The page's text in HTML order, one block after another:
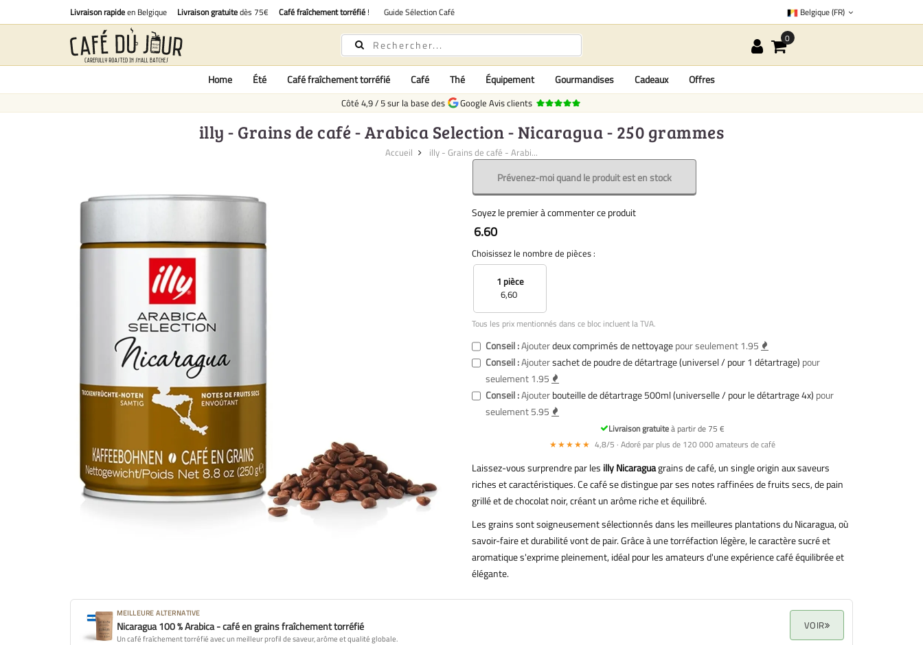
Livraison rapideen Belgique Livraison gratuitedès 75€ Café fraîchement torréfié ! Guide Sélection Café Belgique (FR)
Home Été Café fraîchement torréfié Café Thé Équipement Gourmandises Cadeaux Offres
Côté 4,9/5sur la base des Google Avis clients
illy - Grains de café - Arabica Selection - Nicaragua - 250 grammes
Accueil illy - Grains de café - Arabi...
Prévenez-moi quand le produit est en stock
Soyez le premier à commenter ce produit
6.60
Choisissez le nombre de pièces :
1 pièce
6,60
Tous les prix mentionnés dans ce bloc incluent la TVA.
Conseil :Ajouterdeux comprimés de nettoyagepour seulement 1.95
Conseil :Ajoutersachet de poudre de détartrage (universel / pour 1 détartrage) pour
seulement 1.95
Conseil :Ajouterbouteille de détartrage 500ml (universelle / pour le détartrage 4x) pour
seulement 5.95
Livraison gratuiteà partir de 75 €
★★★★★ 4,8/5 · Adoré par plus de 120 000 amateurs de café
Laissez-vous surprendre par les illy Nicaraguagrains de café, un single origin aux saveurs
riches et caractéristiques. Ce café se distingue par ses notes raffinées de fruits secs, de pain
grillé et de chocolat noir, créant un arôme riche et équilibré.
Les grains sont soigneusement sélectionnés dans les meilleures plantations du Nicaragua, où
savoir-faire et durabilité vont de pair. Grâce à une torréfaction légère, le caractère sucré et
aromatique s'exprime pleinement, idéal pour les amateurs d'une expérience café équilibrée et
élégante.
MEILLEURE ALTERNATIVE
Nicaragua 100 % Arabica - café en grains fraîchement torréfié
Un café fraîchement torréfié avec un meilleur profil de saveur, arôme et qualité globale.
VOIR